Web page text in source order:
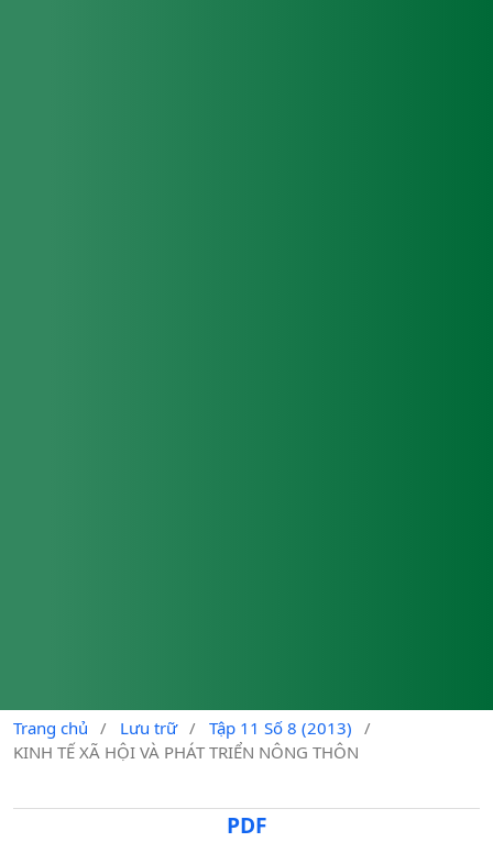
Trang chủ / Lưu trữ / Tập 11 Số 8 (2013)
/
KINH TẾ XÃ HỘI VÀ PHÁT TRIỂN NÔNG THÔN
PDF